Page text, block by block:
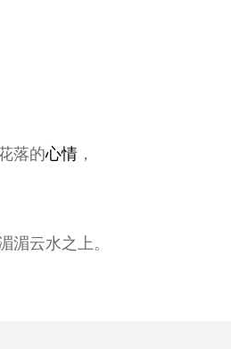
落的心情 ，
湄云水之上。